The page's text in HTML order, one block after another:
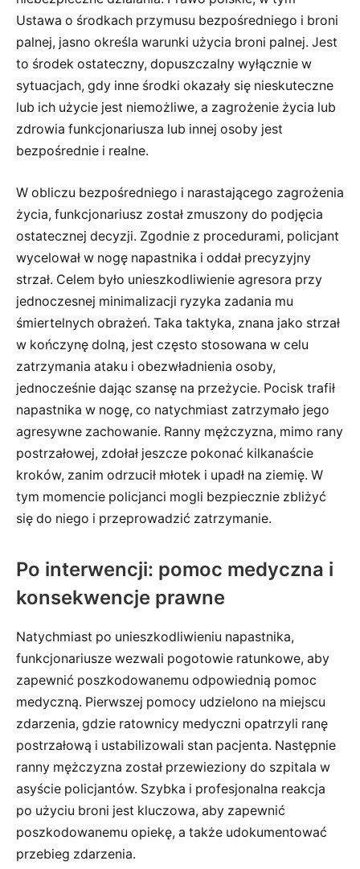
Ustawa o środkach przymusu bezpośredniego i broni
palnej, jasno określa warunki użycia broni palnej. Jest
to środek ostateczny, dopuszczalny wyłącznie w
sytuacjach, gdy inne środki okazały się nieskuteczne
lub ich użycie jest niemożliwe, a zagrożenie życia lub
zdrowia funkcjonariusza lub innej osoby jest
bezpośrednie i realne.
W obliczu bezpośredniego i narastającego zagrożenia
życia, funkcjonariusz został zmuszony do podjęcia
ostatecznej decyzji. Zgodnie z procedurami, policjant
wycelował w nogę napastnika i oddał precyzyjny
strzał. Celem było unieszkodliwienie agresora przy
jednoczesnej minimalizacji ryzyka zadania mu
śmiertelnych obrażeń. Taka taktyka, znana jako strzał
w kończynę dolną, jest często stosowana w celu
zatrzymania ataku i obezwładnienia osoby,
jednocześnie dając szansę na przeżycie. Pocisk trafił
napastnika w nogę, co natychmiast zatrzymało jego
agresywne zachowanie. Ranny mężczyzna, mimo rany
postrzałowej, zdołał jeszcze pokonać kilkanaście
kroków, zanim odrzucił młotek i upadł na ziemię. W
tym momencie policjanci mogli bezpiecznie zbliżyć
się do niego i przeprowadzić zatrzymanie.
Po interwencji: pomoc medyczna i
konsekwencje prawne
Natychmiast po unieszkodliwieniu napastnika,
funkcjonariusze wezwali pogotowie ratunkowe, aby
zapewnić poszkodowanemu odpowiednią pomoc
medyczną. Pierwszej pomocy udzielono na miejscu
zdarzenia, gdzie ratownicy medyczni opatrzyli ranę
postrzałową i ustabilizowali stan pacjenta. Następnie
ranny mężczyzna został przewieziony do szpitala w
asyście policjantów. Szybka i profesjonalna reakcja
po użyciu broni jest kluczowa, aby zapewnić
poszkodowanemu opiekę, a także udokumentować
przebieg zdarzenia.